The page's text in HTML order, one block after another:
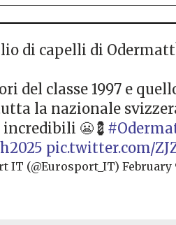
di capelli di
del classe 1997 e
la nazionale
😬💈
pic.twitter.com/
IT (@Eurosport_IT) February